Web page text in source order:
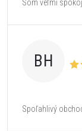
Som veľmi
BH
Spoľahlivý